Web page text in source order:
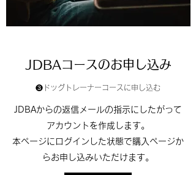
JDBAコースのお申し込み
❸ドッグトレーナーコースに申し込む
JDBAからの返信メールの指示にしたがって
アカウントを作成します。
​​本ページにログインした状態で購入ページか
らお申し込みいただけます。